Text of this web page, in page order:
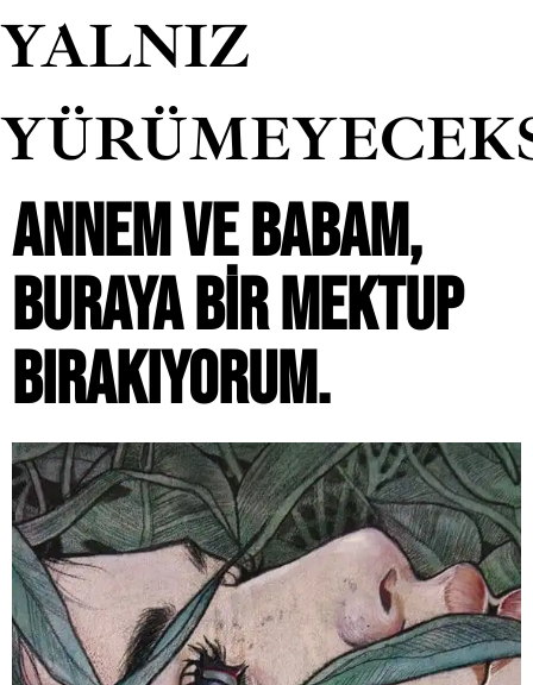
YALNIZ
ANNEM VE BABAM,
BURAYA BIR MEKTUP
BIRAKIYORUM.